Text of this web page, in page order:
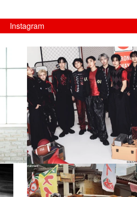
Instagram
musicjapantv
💡08/05(水)23:00特番放送！
...
8月 4
4 0
musicjapantv
💡8月特番放送決定！
...